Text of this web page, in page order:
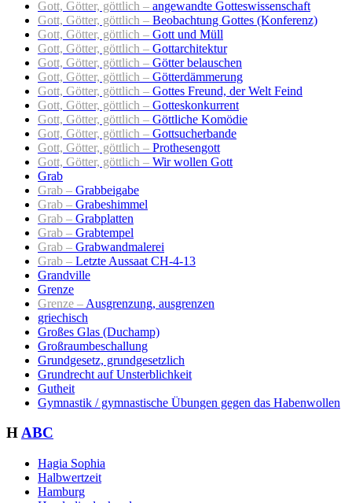
Gott, Götter, göttlich – angewandte Gotteswissenschaft
Gott, Götter, göttlich – Beobachtung Gottes (Konferenz)
Gott, Götter, göttlich – Gott und Müll
Gott, Götter, göttlich – Gottarchitektur
Gott, Götter, göttlich – Götter belauschen
Gott, Götter, göttlich – Götterdämmerung
Gott, Götter, göttlich – Gottes Freund, der Welt Feind
Gott, Götter, göttlich – Gotteskonkurrent
Gott, Götter, göttlich – Göttliche Komödie
Gott, Götter, göttlich – Gottsucherbande
Gott, Götter, göttlich – Prothesengott
Gott, Götter, göttlich – Wir wollen Gott
Grab
Grab – Grabbeigabe
Grab – Grabeshimmel
Grab – Grabplatten
Grab – Grabtempel
Grab – Grabwandmalerei
Grab – Letzte Aussaat CH-4-13
Grandville
Grenze
Grenze – Ausgrenzung, ausgrenzen
griechisch
Großes Glas (Duchamp)
Großraumbeschallung
Grundgesetz, grundgesetzlich
Grundrecht auf Unsterblichkeit
Gutheit
Gymnastik / gymnastische Übungen gegen das Habenwollen
HABC
Hagia Sophia
Halbwertzeit
Hamburg